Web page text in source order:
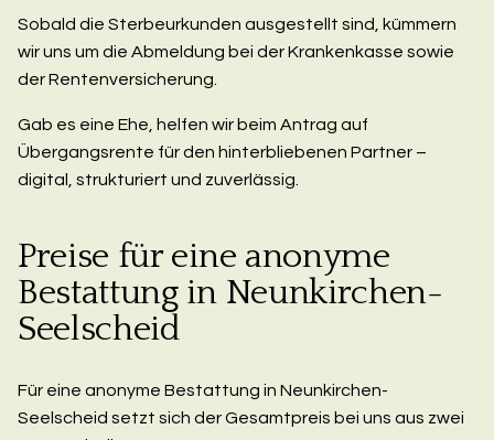
Sobald die Sterbeurkunden ausgestellt sind, kümmern
wir uns um die Abmeldung bei der Krankenkasse sowie
der Rentenversicherung.
Gab es eine Ehe, helfen wir beim Antrag auf
Übergangsrente für den hinterbliebenen Partner –
digital, strukturiert und zuverlässig.
Preise für eine anonyme
Bestattung in Neunkirchen-
Seelscheid
Für eine anonyme Bestattung in Neunkirchen-
Seelscheid setzt sich der Gesamtpreis bei uns aus zwei